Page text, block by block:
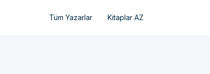
Tüm Yazarlar Kitaplar AZ